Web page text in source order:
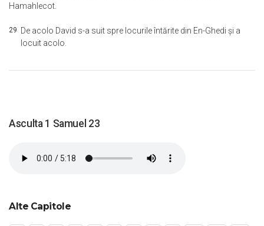
Hamahlecot.
29 De acolo David s-a suit spre locurile întărite din En-Ghedi şi a
locuit acolo.
Asculta 1 Samuel 23
Alte Capitole